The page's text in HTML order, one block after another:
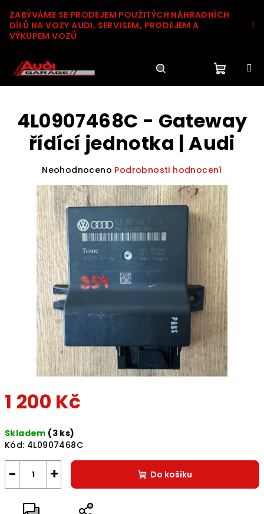
na
obsah
ZABÝVÁME SE PRODEJEM POUŽITÝCH NÁHRADNÍCH
DÍLŮ NA VOZY AUDI, SERVISEM, PRODEJEM A
VÝKUPEM VOZŮ
HledatPřihlášení
košík
1 200 Kč
cena:
Skladem (3 ks)
Kód: 4L0907468C
+
− Do košíku
4L0907468C - Gateway
řídící jednotka | Audi
Průměrné
produktu
je
0,0
z
5
hvězdiček.
Neohodnoceno Podrobnosti hodnocení